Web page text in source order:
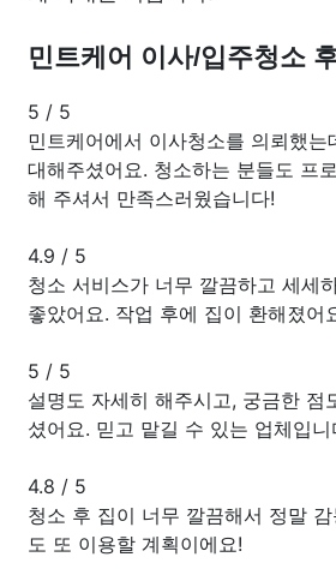
민트케어 이사/입주청소 후
5 / 5
민트케어에서 이사청소를 의뢰했는
대해주셨어요. 청소하는 분들도 프
해 주셔서 만족스러웠습니다!
4.9 / 5
청소 서비스가 너무 깔끔하고 세세
좋았어요. 작업 후에 집이 환해졌어
5 / 5
설명도 자세히 해주시고, 궁금한 점
셨어요. 믿고 맡길 수 있는 업체입니
4.8 / 5
청소 후 집이 너무 깔끔해서 정말
도 또 이용할 계획이에요!